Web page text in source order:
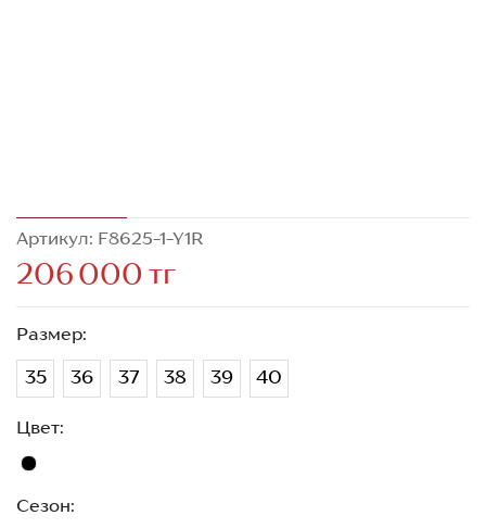
Артикул: F8625-1-Y1R
206 000 тг
Размер:
35 36 37 38 39 40
Цвет:
Сезон: